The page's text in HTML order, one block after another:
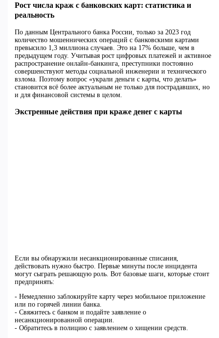
Рост числа краж с банковских карт: статистика и
реальность
По данным Центрального банка России, только за 2023 год
количество мошеннических операций с банковскими картами
превысило 1,3 миллиона случаев. Это на 17% больше, чем в
предыдущем году. Учитывая рост цифровых платежей и активное
распространение онлайн-банкинга, преступники постоянно
совершенствуют методы социальной инженерии и технического
взлома. Поэтому вопрос «украли деньги с карты, что делать»
становится всё более актуальным не только для пострадавших, но
и для финансовой системы в целом.
Экстренные действия при краже денег с карты
Если вы обнаружили несанкционированные списания,
действовать нужно быстро. Первые минуты после инцидента
могут сыграть решающую роль. Вот базовые шаги, которые стоит
предпринять:
- Немедленно заблокируйте карту через мобильное приложение
или по горячей линии банка.
- Свяжитесь с банком и подайте заявление о
несанкционированной операции.
- Обратитесь в полицию с заявлением о хищении средств.